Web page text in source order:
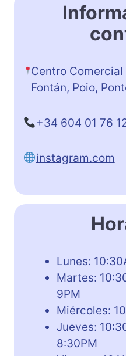
Centro Comercial
Fontán, Poio,
+34 604 01 76
instagram.com
Lunes:
Martes:
9PM
Miércoles:
Jueves:
8:30PM